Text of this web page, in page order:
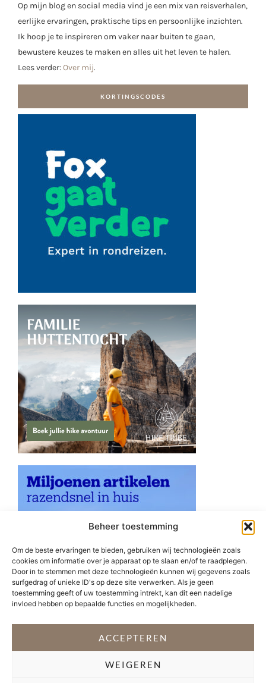
Beheer toestemming
Om de beste ervaringen te bieden, gebruiken wij technologieën zoals
cookies om informatie over je apparaat op te slaan en/of te raadplegen.
Door in te stemmen met deze technologieën kunnen wij gegevens zoals
surfgedrag of unieke ID's op deze site verwerken. Als je geen
toestemming geeft of uw toestemming intrekt, kan dit een nadelige
invloed hebben op bepaalde functies en mogelijkheden.
ACCEPTEREN
WEIGEREN
Op mijn blog en social media vind je een mix van reisverhalen,
eerlijke ervaringen, praktische tips en persoonlijke inzichten.
Ik hoop je te inspireren om vaker naar buiten te gaan,
bewustere keuzes te maken en alles uit het leven te halen.
Lees verder:Over mij.
KORTINGSCODES